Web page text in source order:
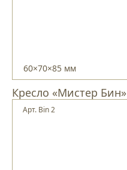
60×70×85 мм
Кресло «Мистер Бин»
Арт. Bin 2